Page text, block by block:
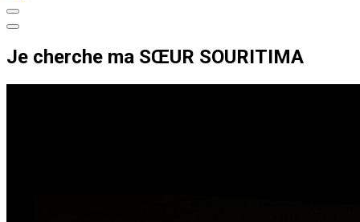
Je cherche ma SŒUR SOURITIMA